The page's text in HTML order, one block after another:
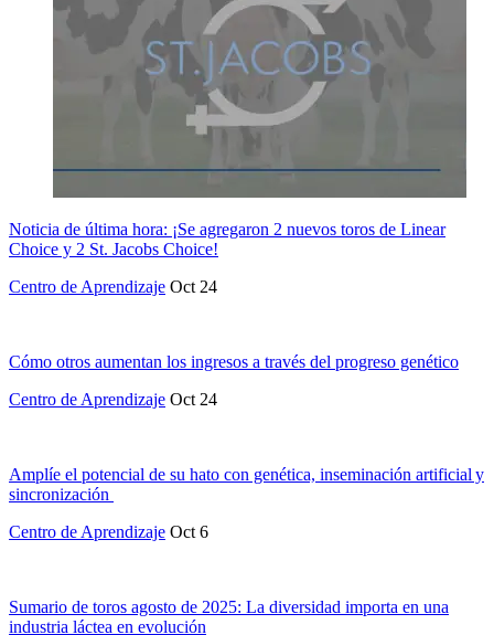
Noticia de última hora: ¡Se agregaron 2 nuevos toros de Linear
Choice y 2 St. Jacobs Choice!
Centro de Aprendizaje Oct 24
Cómo otros aumentan los ingresos a través del progreso genético
Centro de Aprendizaje Oct 24
Amplíe el potencial de su hato con genética, inseminación artificial y
sincronización
Centro de Aprendizaje Oct 6
Sumario de toros agosto de 2025: La diversidad importa en una
industria láctea en evolución